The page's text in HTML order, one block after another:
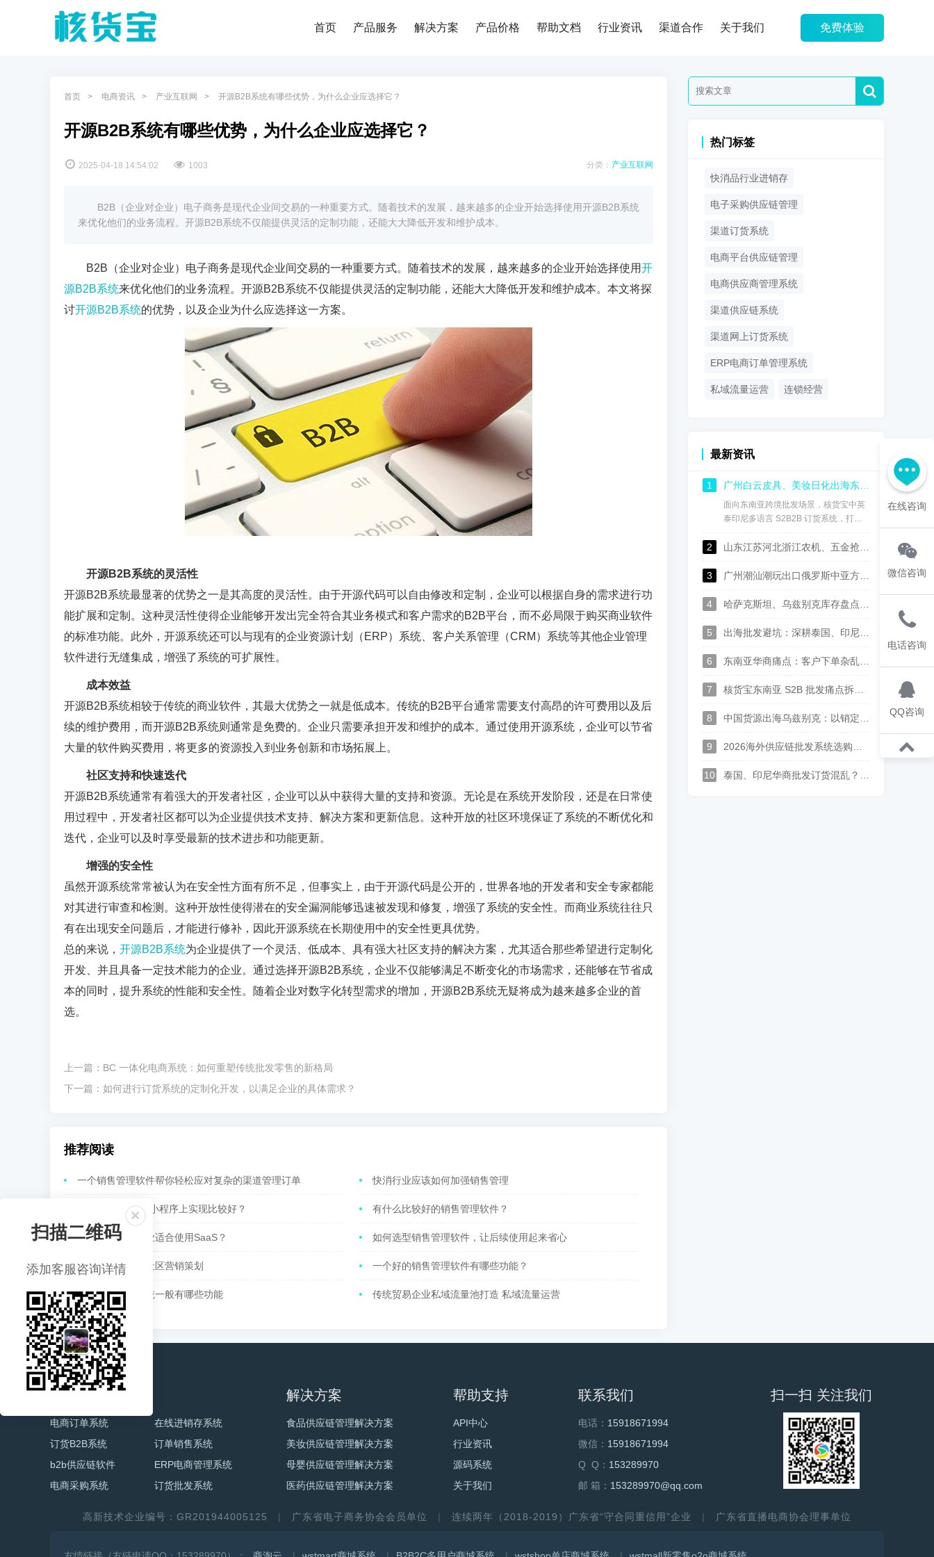
免费体验
首页 产品服务 解决方案 产品价格 帮助文档 行业资讯 渠道合作 关于我们
首页 电商资讯 产业互联网 开源B2B系统有哪些优势，为什么企业应选择它？
开源B2B系统有哪些优势，为什么企业应选择它？
2025-04-18 14:54:02 1003 分类： 产业互联网
B2B（企业对企业）电子商务是现代企业间交易的一种重要方式。随着技术的发展，越来越多的企业开始选择使用开源B2B系统
来优化他们的业务流程。开源B2B系统不仅能提供灵活的定制功能，还能大大降低开发和维护成本。
B2B （企业对企业）电子商务是现代企业间交易的一种重要方式。随着技术的发展，越来越多的企业开始选择使用开
源B2B系统来优化他们的业务流程。开源B2B系统不仅能提供灵活的定制功能，还能大大降低开发和维护成本。本文将探
讨开源B2B系统的优势，以及企业为什么应选择这一方案。
开源B2B系统的灵活性
开源B2B系统最显著的优势之一是其高度的灵活性。由于开源代码可以自由修改和定制，企业可以根据自身的需求进行功
能扩展和定制。这种灵活性使得企业能够开发出完全符合其业务模式和客户需求的B2B平台，而不必局限于购买商业软件
的标准功能。此外，开源系统还可以与现有的企业资源计划（ ERP）系统、客户关系管理（CRM ）系统等其他企业管理
软件进行无缝集成，增强了系统的可扩展性。
成本效益
开源B2B系统相较于传统的商业软件，其最大优势之一就是低成本。传统的B2B平台通常需要支付高昂的许可费用以及后
续的维护费用，而开源B2B系统则通常是免费的。企业只需要承担开发和维护的成本。通过使用开源系统，企业可以节省
大量的软件购买费用，将更多的资源投入到业务创新和市场拓展上。
社区支持和快速迭代
开源B2B系统通常有着强大的开发者社区，企业可以从中获得大量的支持和资源。无论是在系统开发阶段，还是在日常使
用过程中，开发者社区都可以为企业提供技术支持、解决方案和更新信息。这种开放的社区环境保证了系统的不断优化和
迭代，企业可以及时享受最新的技术进步和功能更新。
增强的安全性
虽然开源系统常常被认为在安全性方面有所不足，但事实上，由于开源代码是公开的，世界各地的开发者和安全专家都能
对其进行审查和检测。这种开放性使得潜在的安全漏洞能够迅速被发现和修复，增强了系统的安全性。而商业系统往往只
有在出现安全问题后，才能进行修补，因此开源系统在长期使用中的安全性更具优势。
总的来说， 开源B2B系统为企业提供了一个灵活、低成本、具有强大社区支持的解决方案，尤其适合那些希望进行定制化
开发、并且具备一定技术能力的企业。通过选择开源B2B系统，企业不仅能够满足不断变化的市场需求，还能够在节省成
本的同时，提升系统的性能和安全性。随着企业对数字化转型需求的增加，开源B2B系统无疑将成为越来越多企业的首
选。
上一篇： BC 一体化电商系统：如何重塑传统批发零售的新格局
下一篇： 如何进行订货系统的定制化开发，以满足企业的具体需求？
推荐阅读
一个销售管理软件帮你轻松应对复杂的渠道管理订单
为什么说SaaS在小程序上实现比较好？
核货宝：哪些企业适合使用SaaS？
如何做好快消品社区营销策划
电商ERP管理系统一般有哪些功能
快消行业应该如何加强销售管理
有什么比较好的销售管理软件？
如何选型销售管理软件，让后续使用起来省心
一个好的销售管理软件有哪些功能？
传统贸易企业私域流量池打造 私域流量运营
热门标签
快消品行业进销存
电子采购供应链管理
渠道订货系统
电商平台供应链管理
电商供应商管理系统
渠道供应链系统
渠道网上订货系统
ERP电商订单管理系统
私域流量运营 连锁经营
最新资讯
1 广州白云皮具、美妆日化出海东南亚：核货宝中英泰印尼中英泰印尼语供应链订货系统，实现渠道数字化管控
面向东南亚跨境批发场景，核货宝中英
泰印尼多语言 S2B2B 订货系统，打通
路，用一套系统完成多语言协同、进销
货、跨境财务对账，成为白云皮具、美
设施。
2 山东江苏河北浙江农机、五金抢抓中亚出口机遇，核货宝中俄哈乌兹语S2B2B供应链系统助力批发企业数字化转型
3 广州潮汕潮玩出口俄罗斯中亚方案：核货宝中俄哈语供应链批发系统赋能玩具行业数字化运营
4 哈萨克斯坦、乌兹别克库存盘点太麻烦？这套中俄哈语进销存，广州佛山可上门演示
5 出海批发避坑：深耕泰国、印尼、中亚华商，一套中英泰马来印尼俄哈语供应链系统打通跨境分销
6 东南亚华商痛点：客户下单杂乱、语言沟通难？多语言 S2B2B 订货系统解决方案
7 核货宝东南亚 S2B 批发痛点拆解--上游供应商对账、供货、履约实现全链路数字化
8 中国货源出海乌兹别克：以销定采中亚供应链落地，批发订单自动转采购、多供应商整单集货方案
9 2026海外供应链批发系统选购指南：支持供应商入驻、多语种经销商订货平台推荐
10 泰国、印尼华商批发订货混乱？广州本地化进销存，一站式搞定跨境分销
在线咨询
微信咨询
电话咨询
QQ咨询
扫描二维码
添加客服咨询详情
电商产品
电商订单系统
在线进销存系统
订货B2B系统
订单销售系统
b2b供应链软件
ERP电商管理系统
电商采购系统
订货批发系统
解决方案
食品供应链管理解决方案
美妆供应链管理解决方案
母婴供应链管理解决方案
医药供应链管理解决方案
帮助支持
API中心
行业资讯
源码系统
关于我们
联系我们
电话： 15918671994
微信： 15918671994
Q Q： 153289970
邮 箱： 153289970@qq.com
扫一扫 关注我们
高新技术企业编号：GR201944005125 广东省电子商务协会会员单位 连续两年（2018-2019）广东省“守合同重信用”企业 广东省直播电商协会理事单位